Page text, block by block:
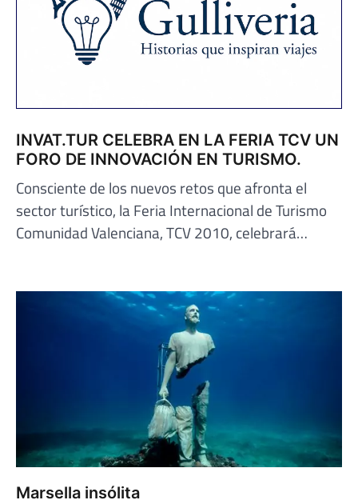
INVAT.TUR CELEBRA EN LA FERIA TCV UN
FORO DE INNOVACIÓN EN TURISMO.
Consciente de los nuevos retos que afronta el
sector turístico, la Feria Internacional de Turismo
Comunidad Valenciana, TCV 2010, celebrará…
Marsella insólita